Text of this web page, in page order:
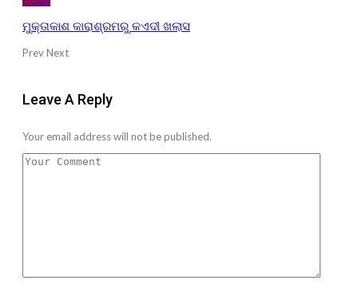
ମୁକ୍ତାକାଶ କାରାଶ୍ରମରୁ କଏଦୀ ଖଲାସ
PrevNext
Leave A Reply
Your email address will not be published.